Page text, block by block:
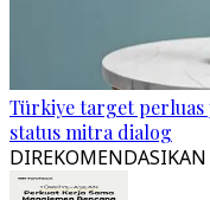
Türkiye target perluas
status mitra dialog
DIREKOMENDASIKAN